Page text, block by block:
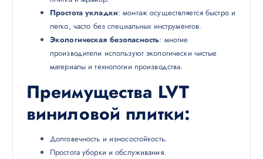
Простота укладки: монтаж осуществляется быстро и
легко, часто без специальных инструментов.
Экологическая безопасность: многие
производители используют экологически чистые
материалы и технологии производства.
Преимущества LVT
виниловой плитки:
Долговечность и износостойкость.
Простота уборки и обслуживания.